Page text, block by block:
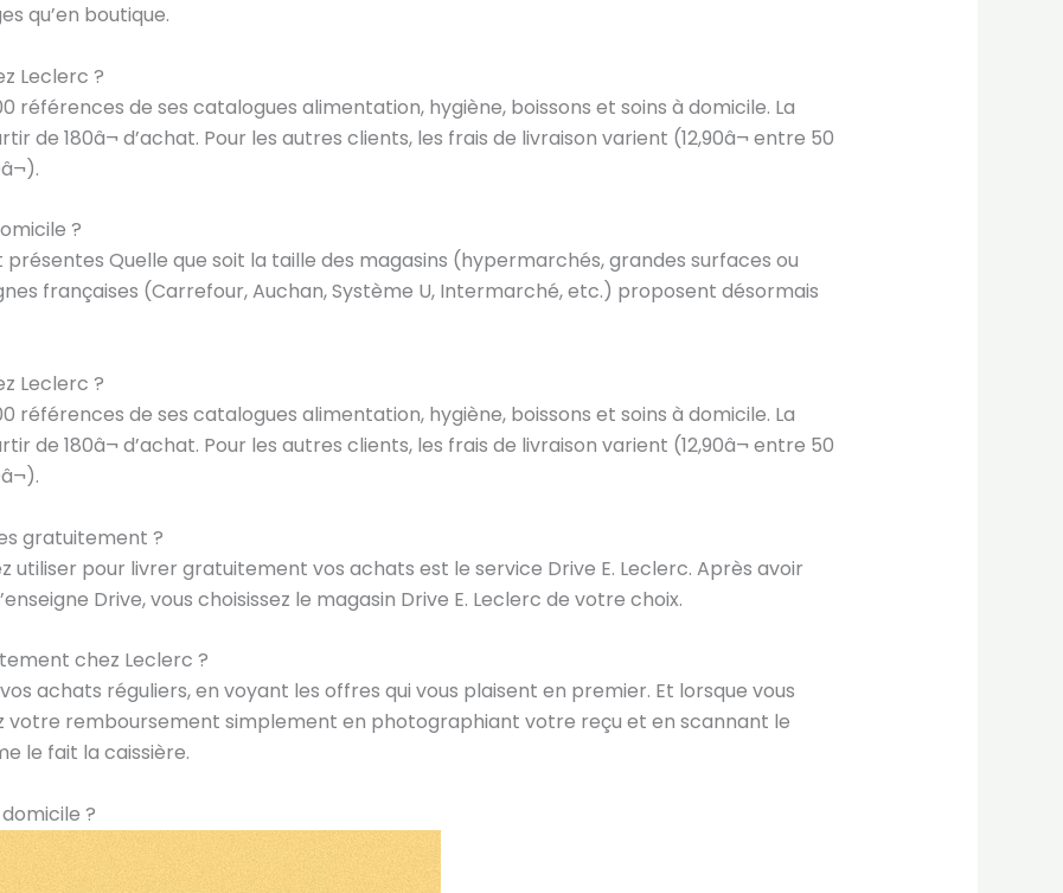
qu’en boutique.
Leclerc ?
références de ses catalogues alimentation, hygiène, boissons et soins à domicile. La
de 180â¬ d’achat. Pour les autres clients, les frais de livraison varient (12,90â¬ entre 50
?
Quelle que soit la taille des magasins (hypermarchés, grandes surfaces ou
françaises (Carrefour, Auchan, Système U, Intermarché, etc.) proposent désormais
Leclerc ?
références de ses catalogues alimentation, hygiène, boissons et soins à domicile. La
de 180â¬ d’achat. Pour les autres clients, les frais de livraison varient (12,90â¬ entre 50
gratuitement ?
utiliser pour livrer gratuitement vos achats est le service Drive E. Leclerc. Après avoir
Drive, vous choisissez le magasin Drive E. Leclerc de votre choix.
chez Leclerc ?
achats réguliers, en voyant les offres qui vous plaisent en premier. Et lorsque vous
votre remboursement simplement en photographiant votre reçu et en scannant le
le fait la caissière.
?